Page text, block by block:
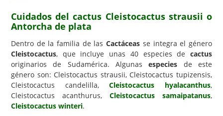
Hemisferio Sur
Enfermedades
Animales
Hongos
Carencias
Fotos
Cuidados del cactus Cleistocactus strausii o
Antorcha de plata
Dentro de la familia de lasCactáceas se integra el género
Cleistocactus, que incluye unas 40 especies de cactus
originarios de Sudamérica. Algunasespecies de este
género son: Cleistocactus strausii, Cleistocactus tupizensis,
Cleistocactus candelilla,Cleistocactus hyalacanthus,
Cleistocactus acanthurus, Cleistocactus samaipatanus,
Cleistocactus winteri.